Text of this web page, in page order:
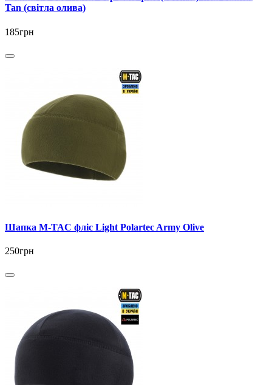
Tan (світла олива)
185грн
Шапка M-TAC фліс Light Polartec Army Olive
250грн